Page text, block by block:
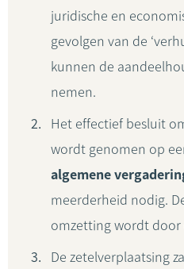
juridische en
gevolgen van de
kunnen de
nemen.
Het effectief besluit
wordt genomen op
algemene
meerderheid nodig.
omzetting wordt door
De zetelverplaatsing